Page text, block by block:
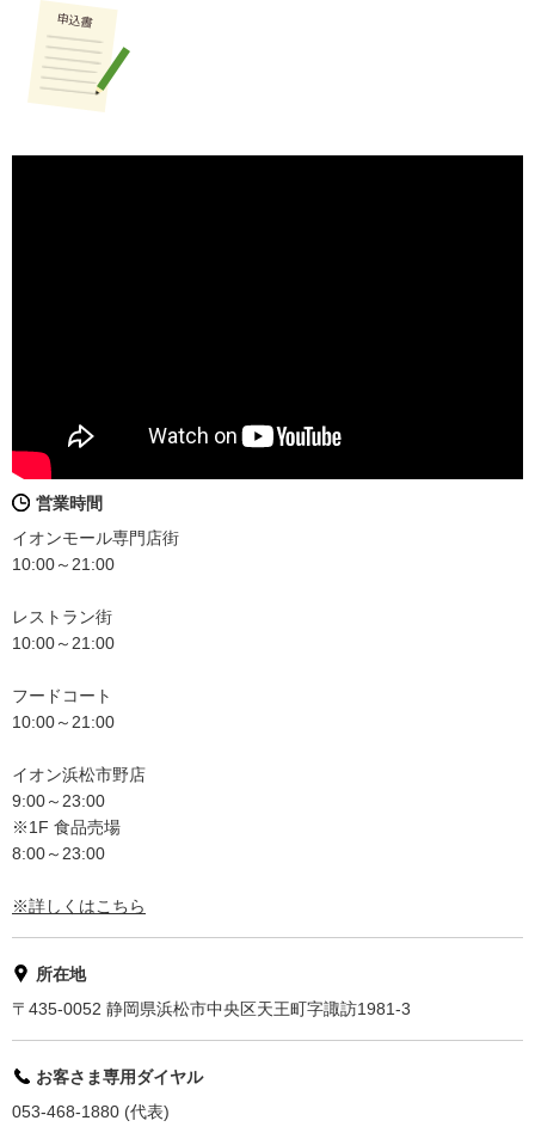
営業時間
イオンモール専門店街
10:00～21:00
レストラン街
10:00～21:00
フードコート
10:00～21:00
イオン浜松市野店
9:00～23:00
※1F 食品売場
8:00～23:00
※詳しくはこちら
所在地
〒435-0052 静岡県浜松市中央区天王町字諏訪1981-3
お客さま専用ダイヤル
053-468-1880 (代表)